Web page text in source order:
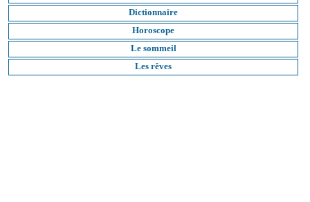
Dictionnaire
Horoscope
Le sommeil
Les rêves